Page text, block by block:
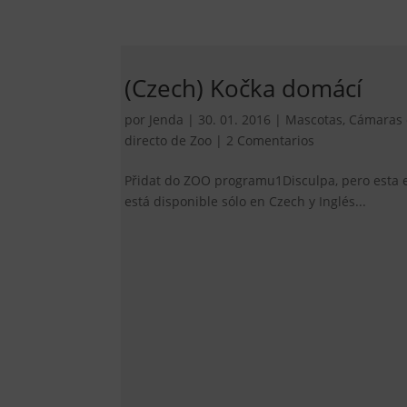
(Czech) Kočka domácí
por Jenda | 30. 01. 2016 | Mascotas, Cámaras
directo de Zoo| 2 Comentarios
Přidat do ZOO programu1Disculpa, pero esta
está disponible sólo en Czech y Inglés...